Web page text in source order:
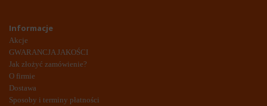
Informacje
Akcje
GWARANCJA JAKOŚCI
Jak złożyć zamówienie?
O firmie
Dostawa
Sposoby i terminy płatności